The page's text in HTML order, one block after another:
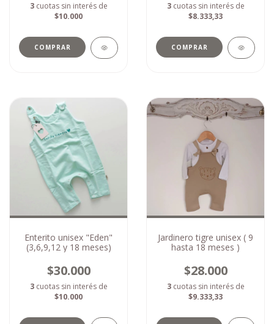
3 cuotas sin interés de
$10.000
COMPRAR
3 cuotas sin interés de
$8.333,33
COMPRAR
Enterito unisex "Eden"
(3,6,9,12 y 18 meses)
$30.000
3 cuotas sin interés de
$10.000
Jardinero tigre unisex ( 9
hasta 18 meses )
$28.000
3 cuotas sin interés de
$9.333,33